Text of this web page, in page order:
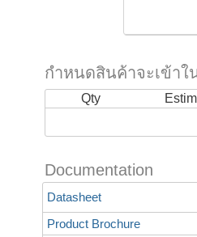
กำหนดสินค้าจะเข้าใ
Qty
Documentation
Datasheet
Product Brochure